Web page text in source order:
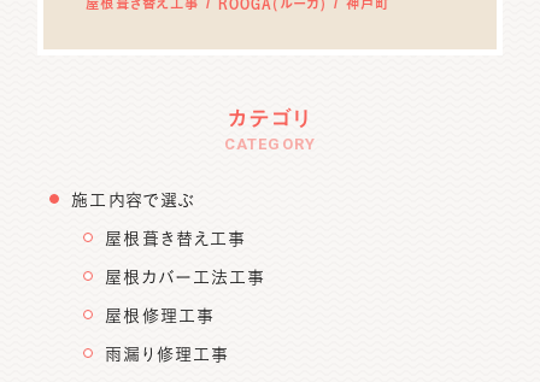
屋根葺き替え工事 ROOGA(ルーガ) 神戸町
カテゴリ
CATEGORY
施工内容で選ぶ
屋根葺き替え工事
屋根カバー工法工事
屋根修理工事
雨漏り修理工事